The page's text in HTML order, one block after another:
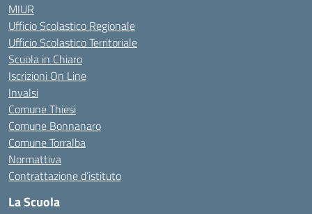
MIUR
Ufficio Scolastico Regionale
Ufficio Scolastico Territoriale
Scuola in Chiaro
Iscrizioni On Line
Invalsi
Comune Thiesi
Comune Bonnanaro
Comune Torralba
Normattiva
Contrattazione d’istituto
La Scuola